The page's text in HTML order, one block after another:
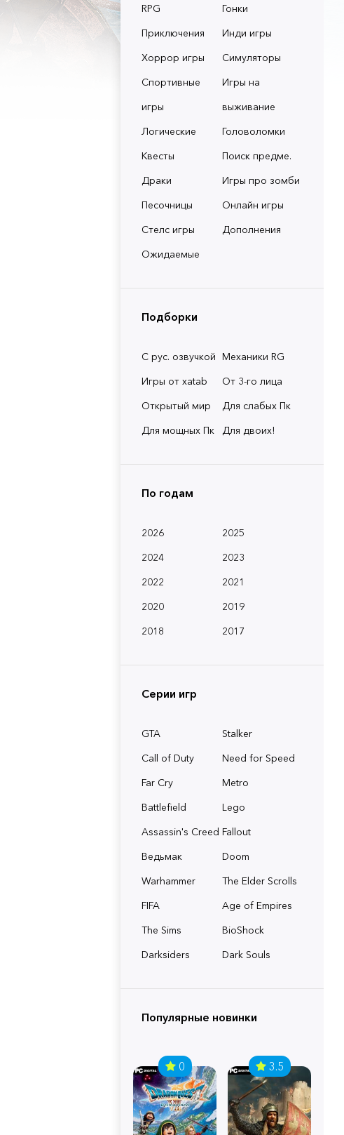
RPG
Гонки
Приключения
Инди игры
Хоррор игры
Симуляторы
Спортивные
игры
Игры на
выживание
Логические
Головоломки
Квесты
Поиск предме.
Драки
Игры про зомби
Песочницы
Онлайн игры
Стелс игры
Дополнения
Ожидаемые
Подборки
С рус. озвучкой Механики RG
Игры от xatab
От 3-го лица
Открытый мир
Для слабых Пк
Для мощных Пк
Для двоих!
По годам
2026
2025
2024
2023
2022
2021
2020
2019
2018
2017
Серии игр
GTA
Stalker
Call of Duty
Need for Speed
Far Cry
Metro
Battlefield
Lego
Assassin's Creed Fallout
Ведьмак
Doom
Warhammer
The Elder Scrolls
FIFA
Age of Empires
The Sims
BioShock
Darksiders
Dark Souls
Популярные новинки
0 3.5